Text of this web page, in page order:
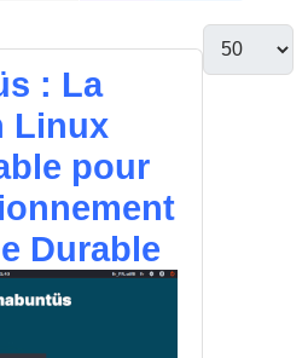
: La
Linux
pour
Durable